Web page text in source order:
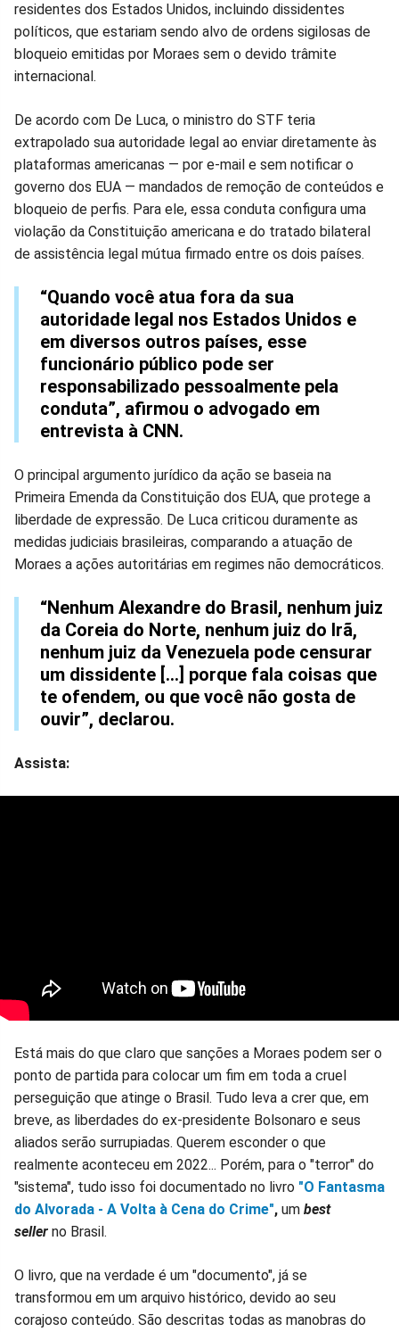
residentes dos Estados Unidos, incluindo dissidentes
políticos, que estariam sendo alvo de ordens sigilosas de
bloqueio emitidas por Moraes sem o devido trâmite
internacional.
De acordo com De Luca, o ministro do STF teria
extrapolado sua autoridade legal ao enviar diretamente às
plataformas americanas — por e-mail e sem notificar o
governo dos EUA — mandados de remoção de conteúdos e
bloqueio de perfis. Para ele, essa conduta configura uma
violação da Constituição americana e do tratado bilateral
de assistência legal mútua firmado entre os dois países.
“Quando você atua fora da sua
autoridade legal nos Estados Unidos e
em diversos outros países, esse
funcionário público pode ser
responsabilizado pessoalmente pela
conduta”, afirmou o advogado em
entrevista à CNN.
O principal argumento jurídico da ação se baseia na
Primeira Emenda da Constituição dos EUA, que protege a
liberdade de expressão. De Luca criticou duramente as
medidas judiciais brasileiras, comparando a atuação de
Moraes a ações autoritárias em regimes não democráticos.
“Nenhum Alexandre do Brasil, nenhum juiz
da Coreia do Norte, nenhum juiz do Irã,
nenhum juiz da Venezuela pode censurar
um dissidente [...] porque fala coisas que
te ofendem, ou que você não gosta de
ouvir”, declarou.
Assista:
Está mais do que claro que sanções a Moraes podem ser o
ponto de partida para colocar um fim em toda a cruel
perseguição que atinge o Brasil. Tudo leva a crer que, em
breve, as liberdades do ex-presidente Bolsonaro e seus
aliados serão surrupiadas. Querem esconder o que
realmente aconteceu em 2022... Porém, para o "terror" do
"sistema", tudo isso foi documentado no livro "O Fantasma
do Alvorada - A Volta à Cena do Crime", um best
seller no Brasil.
O livro, que na verdade é um "documento", já se
transformou em um arquivo histórico, devido ao seu
corajoso conteúdo. São descritas todas as manobras do